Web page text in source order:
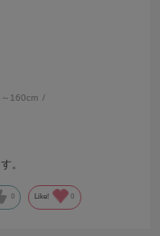
160cm
。
0 Like! 0